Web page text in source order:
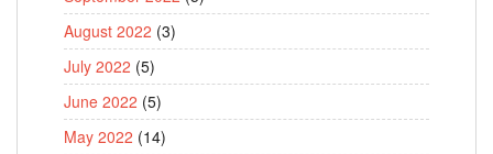
August 2022 (3)
July 2022 (5)
June 2022 (5)
May 2022 (14)